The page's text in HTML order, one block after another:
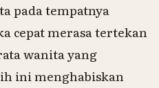
pada tempatnya
cepat merasa tertekan
wanita yang
ini menghabiskan